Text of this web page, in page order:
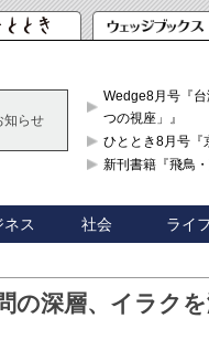
知らせ
Wedge8月号『
つの視座」』
ひととき8月号
新刊書籍『飛鳥
ネス 社会 ライ
の深層、イラク